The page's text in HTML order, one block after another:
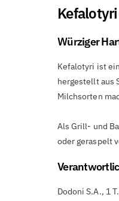
Würziger
Kefalotyri ist
hergestellt aus
Milchsorten
Als Grill- und
oder geraspelt
Dodoni S.A., 1